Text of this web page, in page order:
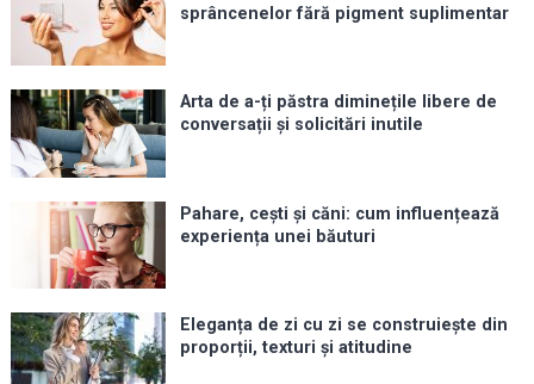
sprâncenelor fără pigment suplimentar
Arta de a-ți păstra diminețile libere de
conversații și solicitări inutile
Pahare, cești și căni: cum influențează
experiența unei băuturi
Eleganța de zi cu zi se construiește din
proporții, texturi și atitudine